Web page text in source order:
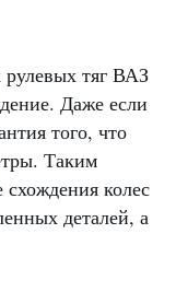
тяг ВАЗ
Даже если
того, что
Таким
колес
деталей, а